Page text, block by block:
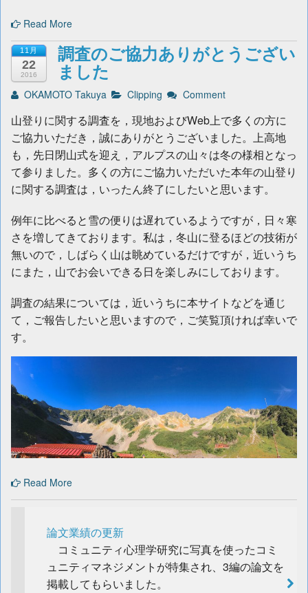
Read More
11月
22
2016
調査のご協力ありがとうござい
ました
OKAMOTO Takuya Clipping Comment
山登りに関する調査を，現地およびWeb上で多くの方に
ご協力いただき，誠にありがとうございました。上高地
も，先日閉山式を迎え，アルプスの山々は冬の様相となっ
て参りました。多くの方にご協力いただいた本年の山登り
に関する調査は，いったん終了にしたいと思います。
例年に比べると雪の便りは遅れているようですが，日々寒
さを増してきております。私は，冬山に登るほどの技術が
無いので，しばらく山は眺めているだけですが，近いうち
にまた，山でお会いできる日を楽しみにしております。
調査の結果については，近いうちに本サイトなどを通じ
て，ご報告したいと思いますので，ご笑覧頂ければ幸いで
す。
Read More
論文業績の更新
コミュニティ心理学研究に写真を使ったコミ
ュニティマネジメントが特集され、3編の論文を
掲載してもらいました。